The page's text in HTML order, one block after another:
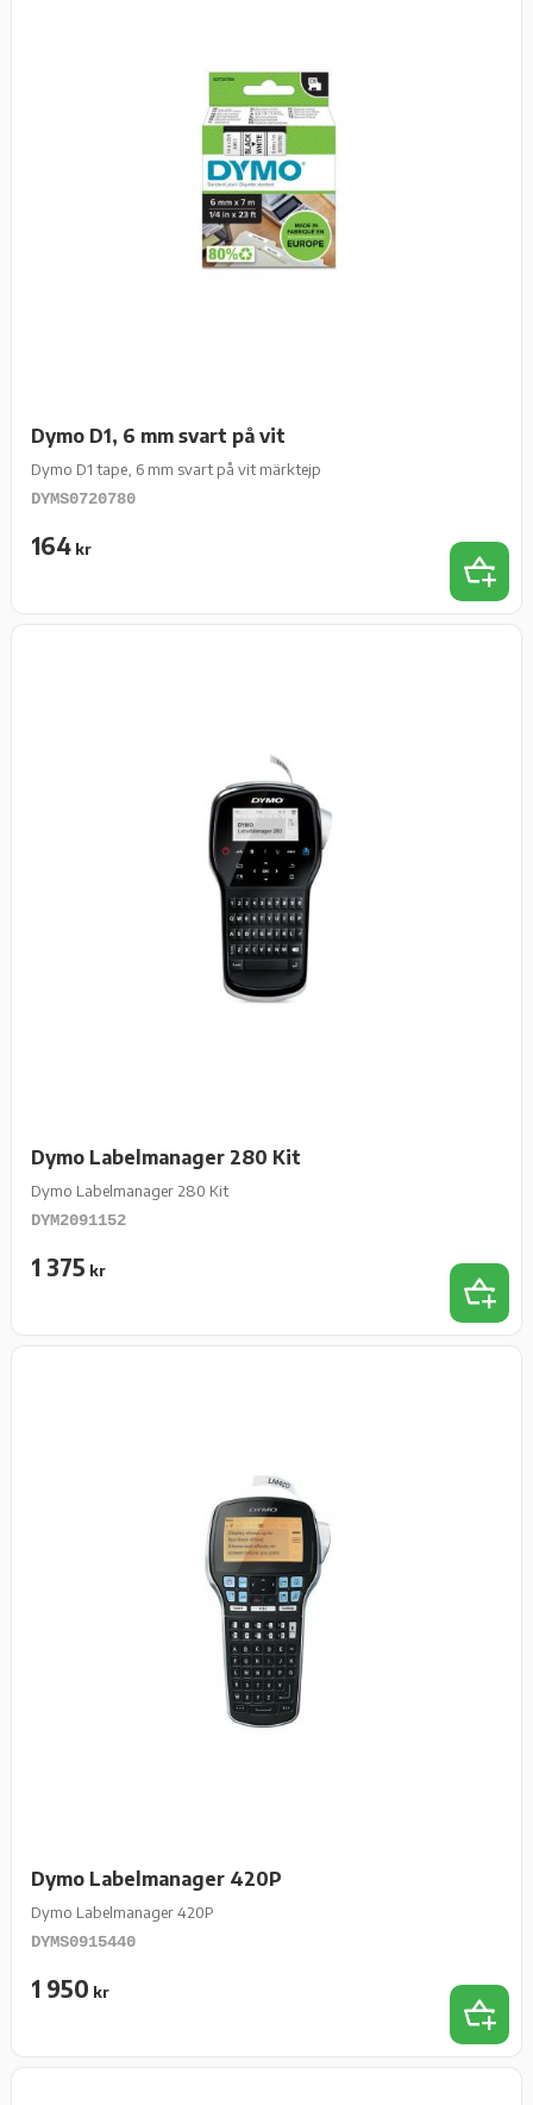
Dymo D1, 6 mm svart på vit
Dymo D1 tape, 6 mm svart på vit märktejp
DYMS0720780
164 kr
Dymo Labelmanager 280 Kit
Dymo Labelmanager 280 Kit
DYM2091152
1 375 kr
Dymo Labelmanager 420P
Dymo Labelmanager 420P
DYMS0915440
1 950 kr